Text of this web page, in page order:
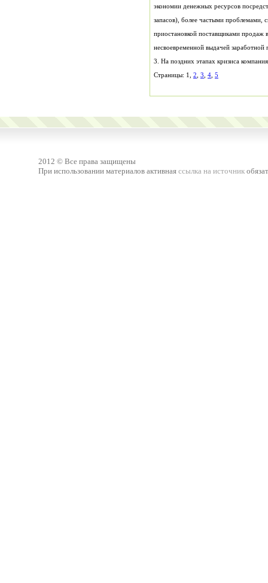
несвоевременной выдачей заработной
Страницы: 1, 2 3 4 5
2012 © Все права защищены
При использовании материалов активная ссылка на источник